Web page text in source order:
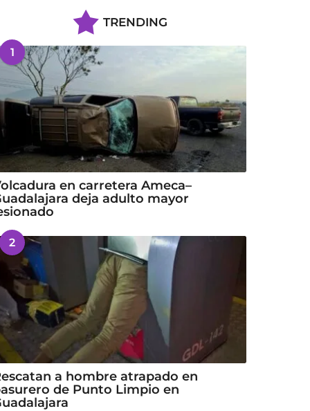
TRENDING
1
en carretera Ameca–
deja adulto mayor
2
a hombre atrapado en
de Punto Limpio en